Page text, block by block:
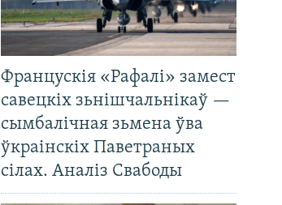
Францускія «Рафалі» замест
савецкіх зьнішчальнікаў —
сымбалічная зьмена ўва
ўкраінскіх Паветраных
сілах. Аналіз Свабоды